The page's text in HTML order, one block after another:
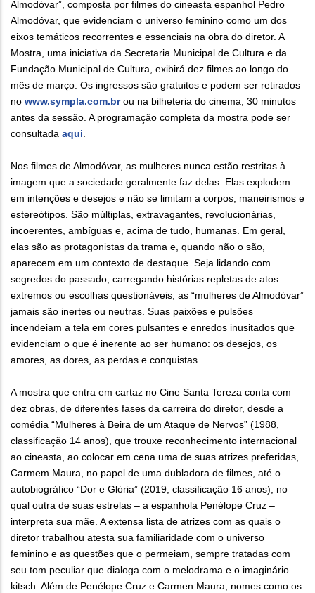
Almodóvar”, composta por filmes do cineasta espanhol Pedro
Almodóvar, que evidenciam o universo feminino como um dos
eixos temáticos recorrentes e essenciais na obra do diretor. A
Mostra, uma iniciativa da Secretaria Municipal de Cultura e da
Fundação Municipal de Cultura, exibirá dez filmes ao longo do
mês de março. Os ingressos são gratuitos e podem ser retirados
no www.sympla.com.br ou na bilheteria do cinema, 30 minutos
antes da sessão. A programação completa da mostra pode ser
consultada aqui.
Nos filmes de Almodóvar, as mulheres nunca estão restritas à
imagem que a sociedade geralmente faz delas. Elas explodem
em intenções e desejos e não se limitam a corpos, maneirismos e
estereótipos. São múltiplas, extravagantes, revolucionárias,
incoerentes, ambíguas e, acima de tudo, humanas. Em geral,
elas são as protagonistas da trama e, quando não o são,
aparecem em um contexto de destaque. Seja lidando com
segredos do passado, carregando histórias repletas de atos
extremos ou escolhas questionáveis, as “mulheres de Almodóvar”
jamais são inertes ou neutras. Suas paixões e pulsões
incendeiam a tela em cores pulsantes e enredos inusitados que
evidenciam o que é inerente ao ser humano: os desejos, os
amores, as dores, as perdas e conquistas.
A mostra que entra em cartaz no Cine Santa Tereza conta com
dez obras, de diferentes fases da carreira do diretor, desde a
comédia “Mulheres à Beira de um Ataque de Nervos” (1988,
classificação 14 anos), que trouxe reconhecimento internacional
ao cineasta, ao colocar em cena uma de suas atrizes preferidas,
Carmem Maura, no papel de uma dubladora de filmes, até o
autobiográfico “Dor e Glória” (2019, classificação 16 anos), no
qual outra de suas estrelas – a espanhola Penélope Cruz –
interpreta sua mãe. A extensa lista de atrizes com as quais o
diretor trabalhou atesta sua familiaridade com o universo
feminino e as questões que o permeiam, sempre tratadas com
seu tom peculiar que dialoga com o melodrama e o imaginário
kitsch. Além de Penélope Cruz e Carmen Maura, nomes como os